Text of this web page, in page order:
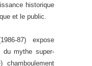
historique
et le public.
87) expose
du mythe super-
chamboulement